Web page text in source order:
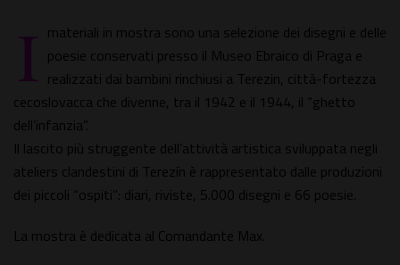
I materiali in mostra sono una selezione dei disegni e delle
poesie conservati presso il Museo Ebraico di Praga e
realizzati dai bambini rinchiusi a Terezin, città-fortezza
cecoslovacca che divenne, tra il 1942 e il 1944, il “ghetto
dell’infanzia”.
Il lascito più struggente dell’attività artistica sviluppata negli
ateliers clandestini di Terezín è rappresentato dalle produzioni
dei piccoli “ospiti”: diari, riviste, 5.000 disegni e 66 poesie.
La mostra è dedicata al Comandante Max.